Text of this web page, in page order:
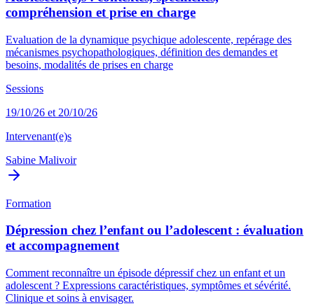
compréhension et prise en charge
Evaluation de la dynamique psychique adolescente, repérage des
mécanismes psychopathologiques, définition des demandes et
besoins, modalités de prises en charge
Sessions
19/10/26 et 20/10/26
Intervenant(e)s
Sabine Malivoir
Formation
Dépression chez l’enfant ou l’adolescent : évaluation
et accompagnement
Comment reconnaître un épisode dépressif chez un enfant et un
adolescent ? Expressions caractéristiques, symptômes et sévérité.
Clinique et soins à envisager.